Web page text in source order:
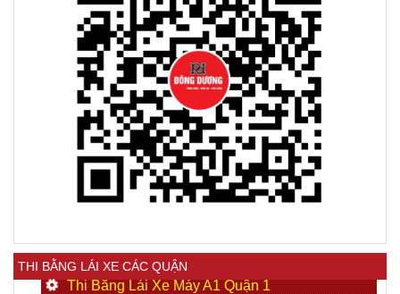
THI BẰNG LÁI XE CÁC QUẬN
Thi Bằng Lái Xe Máy A1 Quận 1